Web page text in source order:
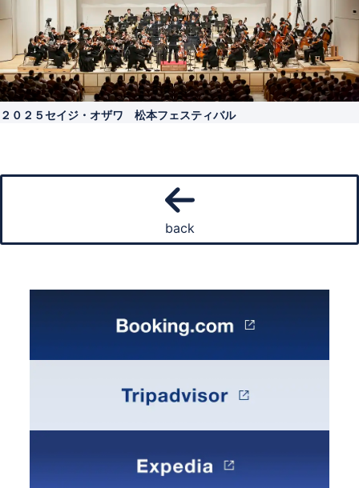
２０２５セイジ・オザワ 松本フェスティバル
back